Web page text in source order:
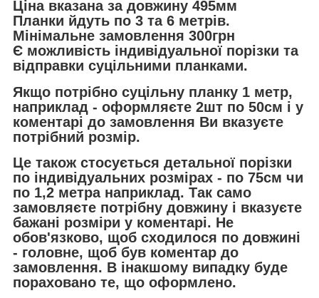
Ціна вказана за довжину 495мм
Планки йдуть по 3 та 6 метрів.
Мінімальне замовлення 300грн
Є можливість індивідуальної порізки та
відправки суцільними планками.
Якщо потрібно суцільну планку 1 метр,
наприклад - оформляєте 2шт по 50см і у
коментарі до замовлення Ви вказуєте
потрібний розмір.
Це також стосується детальної порізки
по індивідуальних розмірах - по 75см чи
по 1,2 метра наприклад. Так само
замовляєте потрібну довжину і вказуєте
бажані розміри у коментарі. Не
обов'язково, щоб сходилося по довжині
- головне, щоб був коментар до
замовлення. В інакшому випадку буде
пораховано те, що оформлено.